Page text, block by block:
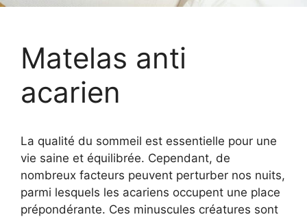
Matelas anti
acarien
La qualité du sommeil est essentielle pour une
vie saine et équilibrée. Cependant, de
nombreux facteurs peuvent perturber nos nuits,
parmi lesquels les acariens occupent une place
prépondérante. Ces minuscules créatures sont